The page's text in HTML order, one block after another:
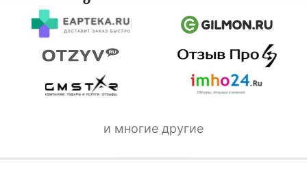
и многие другие